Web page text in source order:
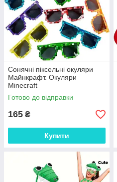
Сонячні піксельні окуляри
Майнкрафт. Окуляри
Minecraft
Готово до відправки
165 ₴
Купити